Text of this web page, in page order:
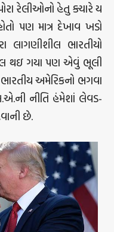
રેલીઓનો હેતુ ક્યારે ય
પણ માત્ર દેખાવ ખડો
લાગણીશીલ ભારતીયો
થઇ ગયા પણ એવું ભૂલી
અમેરિકનો ભગવા
નીતિ હંમેશાં લેવડ-
છે.